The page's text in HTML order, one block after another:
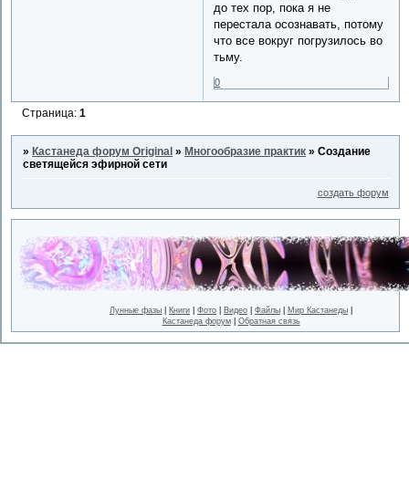
до тех пор, пока я не
перестала осознавать, потому
что все вокруг погрузилось во
тьму.
0
Страница:1
»Кастанеда форум Original »Многообразие практик »Создание
светящейся эфирной сети
создать форум
Лунные фазы Книги Фото Видео Файлы Мир Кастанеды
Кастанеда форум| Обратная связь